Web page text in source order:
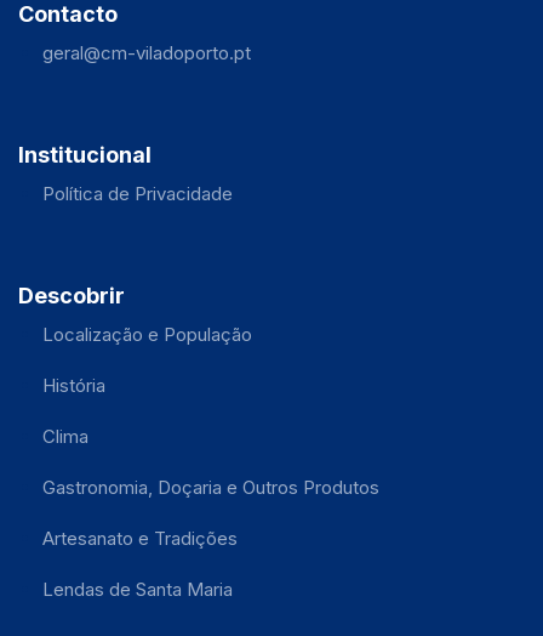
Contacto
geral@cm-viladoporto.pt
Institucional
Política de Privacidade
Descobrir
Localização e População
História
Clima
Gastronomia, Doçaria e Outros Produtos
Artesanato e Tradições
Lendas de Santa Maria